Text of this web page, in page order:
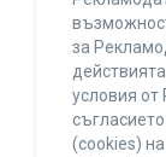
за
условия от
(cookies)